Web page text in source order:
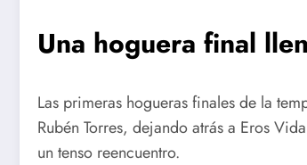
Una hoguera final
Las primeras hogueras finales de la
Rubén Torres, dejando atrás a Eros
un tenso reencuentro.